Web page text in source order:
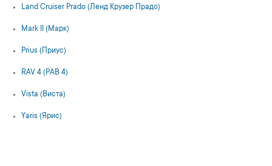
Land Cruiser Prado (Ленд Крузер Прадо)
Mark II (Марк)
Prius (Приус)
RAV 4 (РАВ 4)
Vista (Виста)
Yaris (Ярис)